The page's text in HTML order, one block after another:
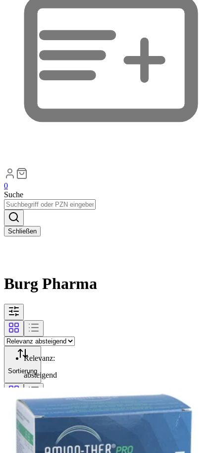
0
Suche
Schließen
Burg Pharma
Sortierung
Filterung
Relevanz:
absteigend